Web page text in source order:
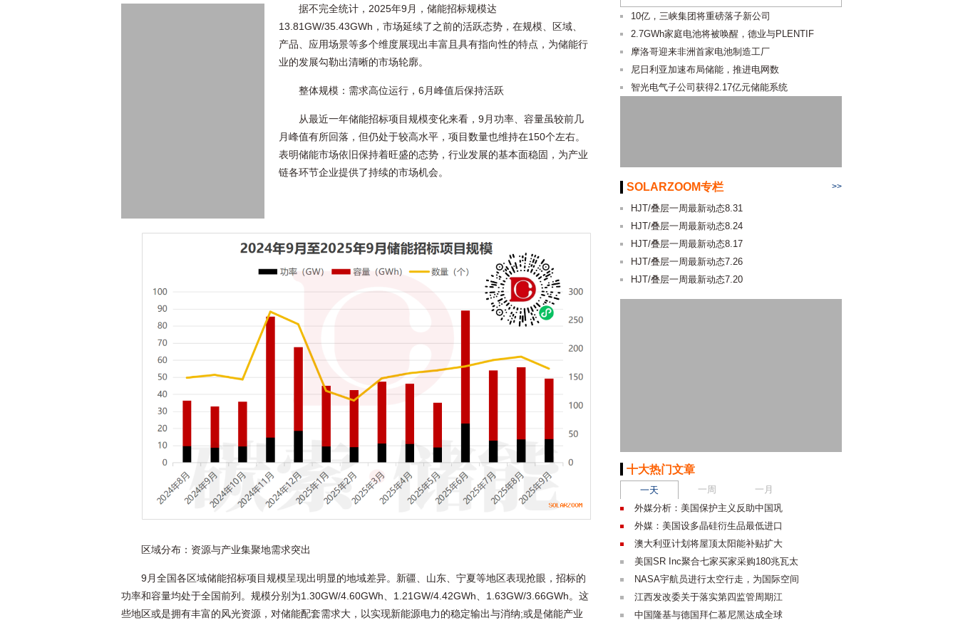
据不完全统计，2025年9月，储能招标规模达
13.81GW/35.43GWh，市场延续了之前的活跃态势，在规模、区域、
产品、应用场景等多个维度展现出丰富且具有指向性的特点，为储能行
业的发展勾勒出清晰的市场轮廓。
整体规模：需求高位运行，6月峰值后保持活跃
从最近一年储能招标项目规模变化来看，9月功率、容量虽较前几
月峰值有所回落，但仍处于较高水平，项目数量也维持在150个左右。
表明储能市场依旧保持着旺盛的态势，行业发展的基本面稳固，为产业
链各环节企业提供了持续的市场机会。
区域分布：资源与产业集聚地需求突出
9月全国各区域储能招标项目规模呈现出明显的地域差异。新疆、山东、宁夏等地区表现抢眼，招标的
功率和容量均处于全国前列。规模分别为1.30GW/4.60GWh、1.21GW/4.42GWh、1.63GW/3.66GWh。这
些地区或是拥有丰富的风光资源，对储能配套需求大，以实现新能源电力的稳定输出与消纳;或是储能产业
10亿，三峡集团将重磅落子新公司
2.7GWh家庭电池将被唤醒，德业与PLENTIF
摩洛哥迎来非洲首家电池制造工厂
尼日利亚加速布局储能，推进电网数
智光电气子公司获得2.17亿元储能系统
SOLARZOOM专栏 >>
HJT/叠层一周最新动态8.31
HJT/叠层一周最新动态8.24
HJT/叠层一周最新动态8.17
HJT/叠层一周最新动态7.26
HJT/叠层一周最新动态7.20
十大热门文章
一天 一周
一月
外媒分析：美国保护主义反助中国巩
外媒：美国设多晶硅衍生品最低进口
澳大利亚计划将屋顶太阳能补贴扩大
美国SR Inc聚合七家买家采购180兆瓦太
NASA宇航员进行太空行走，为国际空间
江西发改委关于落实第四监管周期江
中国隆基与德国拜仁慕尼黑达成全球